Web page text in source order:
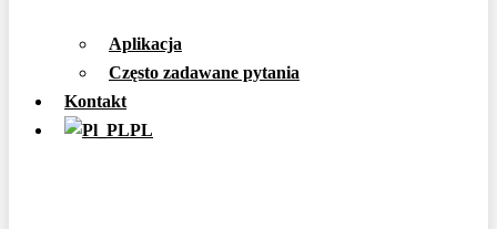
Aplikacja
Często zadawane pytania
Kontakt
PL